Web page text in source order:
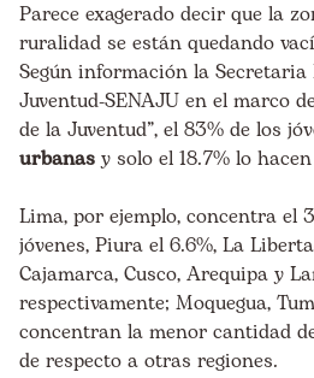
Parece exagerado decir que la
ruralidad se están quedando
Según información la
Juventud-SENAJU en el marco
de la Juventud”, el 83% de los
urbanasy solo el 18.7% lo
Lima, por ejemplo, concentra el
jóvenes, Piura el 6.6%, La
Cajamarca, Cusco, Arequipa y
respectivamente; Moquegua,
concentran la menor cantidad
de respecto a otras regiones.